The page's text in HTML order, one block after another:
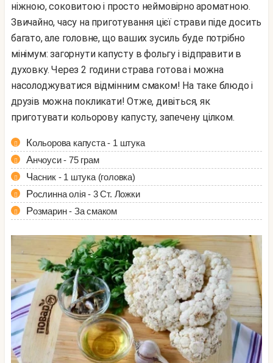
ніжною, соковитою і просто неймовірно ароматною.
Звичайно, часу на приготування цієї страви піде досить
багато, але головне, що ваших зусиль буде потрібно
мінімум: загорнути капусту в фольгу і відправити в
духовку. Через 2 години страва готова і можна
насолоджуватися відмінним смаком! На таке блюдо і
друзів можна покликати!Отже, дивіться, як
приготувати кольорову капусту, запечену цілком.
Кольорова капуста - 1 штука
Анчоуси - 75 грам
Часник - 1 штука (головка)
Рослинна олія - 3 Ст. Ложки
Розмарин - За смаком